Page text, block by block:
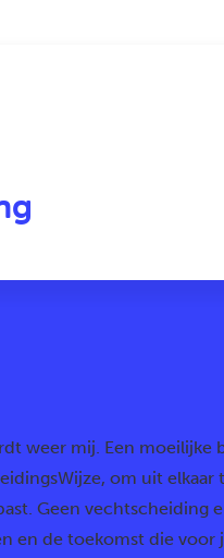
weer mij. Een moeilijke
om uit elkaar
Geen vechtscheiding
en de toekomst die